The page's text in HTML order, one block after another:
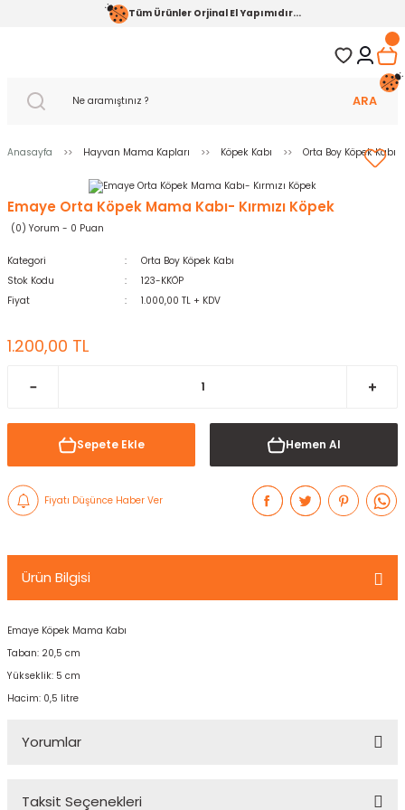
Tüm Ürünler Orjinal El Yapımıdır...
ARA
Anasayfa Hayvan Mama Kapları Köpek Kabı Orta Boy Köpek Kabı
Emaye Orta Köpek Mama Kabı- Kırmızı Köpek
(0) Yorum - 0 Puan
Kategori
Orta Boy Köpek Kabı
Stok Kodu
123-KKÖP
Fiyat
1.000,00 TL + KDV
1.200,00 TL
Sepete Ekle Hemen Al
Fiyatı Düşünce Haber Ver
Ürün Bilgisi
Emaye Köpek Mama Kabı
Taban: 20,5 cm
Yükseklik: 5 cm
Hacim: 0,5 litre
Yorumlar
Taksit Seçenekleri